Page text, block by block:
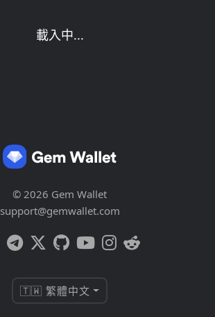
載入中...
© 2026 Gem Wallet
support@gemwallet.com
🇹🇼 繁體中文